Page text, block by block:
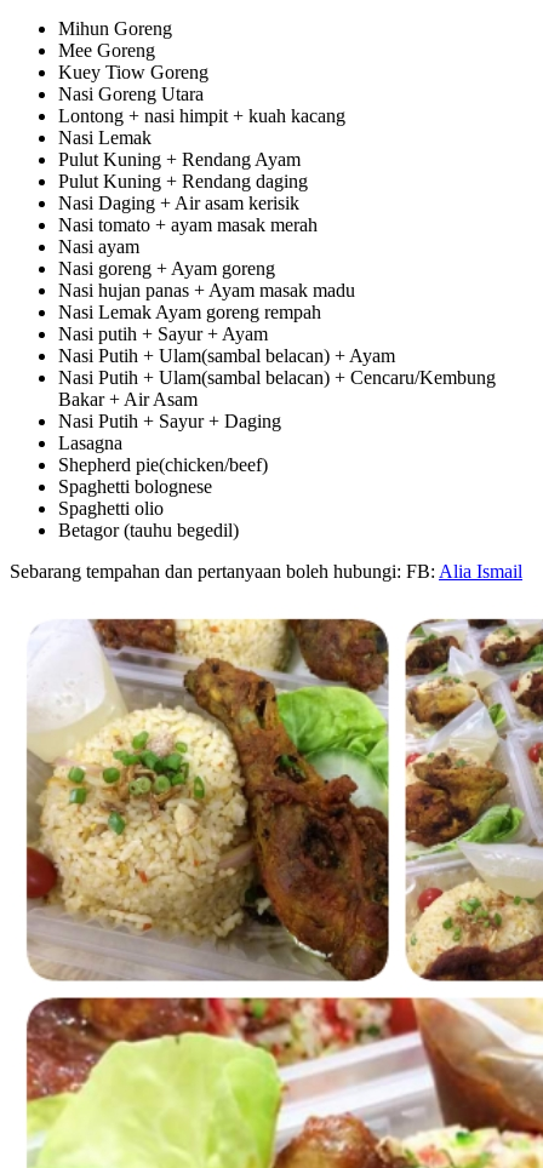
Mihun Goreng
Mee Goreng
Kuey Tiow Goreng
Nasi Goreng Utara
Lontong + nasi himpit + kuah kacang
Nasi Lemak
Pulut Kuning + Rendang Ayam
Pulut Kuning + Rendang daging
Nasi Daging + Air asam kerisik
Nasi tomato + ayam masak merah
Nasi ayam
Nasi goreng + Ayam goreng
Nasi hujan panas + Ayam masak madu
Nasi Lemak Ayam goreng rempah
Nasi putih + Sayur + Ayam
Nasi Putih + Ulam(sambal belacan) + Ayam
Nasi Putih + Ulam(sambal belacan) + Cencaru/Kembung
Bakar + Air Asam
Nasi Putih + Sayur + Daging
Lasagna
Shepherd pie(chicken/beef)
Spaghetti bolognese
Spaghetti olio
Betagor (tauhu begedil)
Sebarang tempahan dan pertanyaan boleh hubungi: FB: Alia Ismail